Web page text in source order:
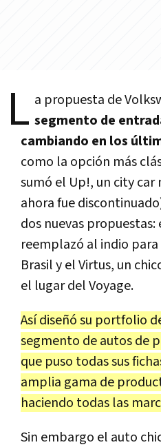
L a propuesta de
segmento de
cambiando en los
como la opción más
sumó el Up!, un city car
ahora fue
dos nuevas
reemplazó al indio
Brasil y el Virtus, un
el lugar del Voyage.
Así diseñó su portfolio
segmento de autos de
que puso todas sus
amplia gama de
haciendo todas las
Sin embargo el auto